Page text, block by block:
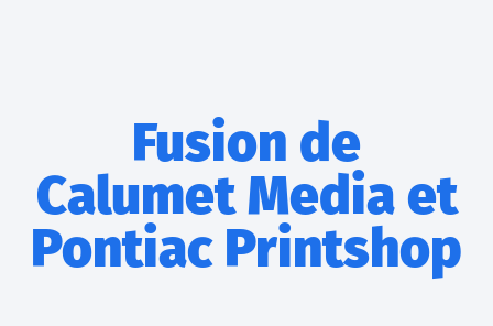
Fusion de
Calumet Media et
Pontiac Printshop